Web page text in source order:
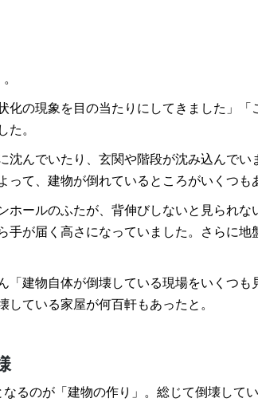
化の現象を目の当たりにしてきました」
。
沈んでいたり、玄関や階段が沈み込んでい
って、建物が倒れているところがいくつも
ホールのふたが、背伸びしないと見られ
手が届く高さになっていました。さらに
「建物自体が倒壊している現場をいくつ
ている家屋が何百軒もあったと。
るのが「建物の作り」。総じて倒壊して